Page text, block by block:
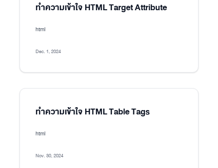
ทำความเข้าใจ HTML Target Attribute
html
Dec. 1, 2024
ทำความเข้าใจ HTML Table Tags
html
Nov. 30, 2024